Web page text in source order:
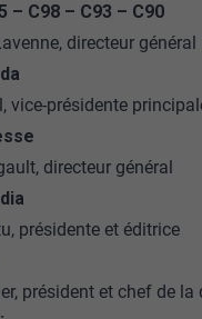
– C98 – C93 – C90
directeur général
vice-présidente
directeur général
présidente et éditrice
président et chef de la